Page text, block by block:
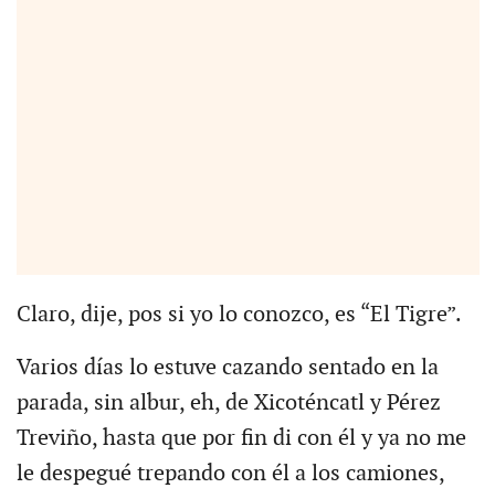
Claro, dije, pos si yo lo conozco, es “El Tigre”.
Varios días lo estuve cazando sentado en la
parada, sin albur, eh, de Xicoténcatl y Pérez
Treviño, hasta que por fin di con él y ya no me
le despegué trepando con él a los camiones,